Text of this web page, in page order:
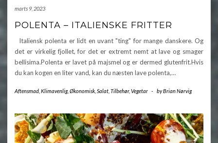
marts 9, 2023
POLENTA – ITALIENSKE FRITTER
Italiensk polenta er lidt en uvant "ting" for mange danskere. Og
det er virkelig fjollet, for det er extremt nemt at lave og smager
bellisima.Polenta er lavet på majsmel og er dermed glutenfrit.Hvis
du kan kogen en liter vand, kan du næsten lave polenta,…
Aftensmad Klimavenlig, Økonomisk Salat Tilbehør, Vegetar - byBrian Nørvig